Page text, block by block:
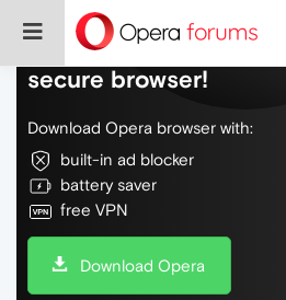
Do more on the web,
secure browser!
Download Opera browser with:
built-in ad blocker
battery saver
free VPN
Download Opera